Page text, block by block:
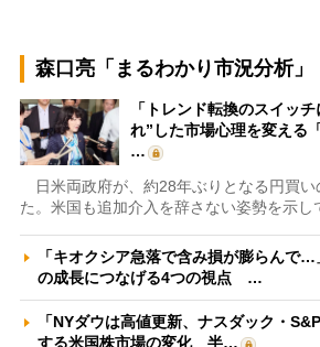
森口亮「まるわかり市況分析」
「トレンド転換のスイッ
れ”した市場心理を変える
…
日米両政府が、約28年ぶりとなる円買い
た。米国も追加介入を辞さない姿勢を示
「キオクシア急落で含み損が膨らんで
の成長につなげる4つの視点 …
「NYダウは高値更新、ナスダック・
する米国株市場の変化 半…